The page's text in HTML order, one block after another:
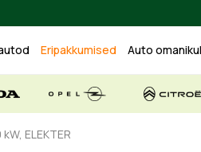
Eripakkumised Auto
ELEKTER